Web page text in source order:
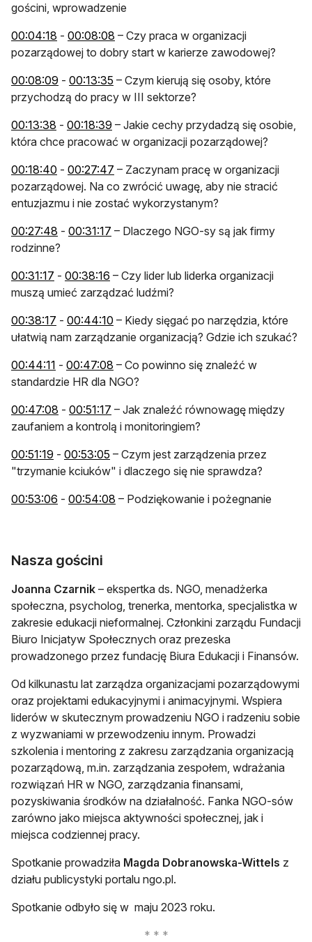
gościni, wprowadzenie
00:04:18 otwiera się w nowej karcie
- 00:08:08 otwiera się w nowej karcie
– Czy praca w organizacji
pozarządowej to dobry start w karierze zawodowej?
00:08:09 otwiera się w nowej karcie
- 00:13:35 otwiera się w nowej karcie
– Czym kierują się osoby, które
przychodzą do pracy w III sektorze?
00:13:38 otwiera się w nowej karcie
- 00:18:39 otwiera się w nowej karcie
– Jakie cechy przydadzą się osobie,
która chce pracować w organizacji pozarządowej?
00:18:40 otwiera się w nowej karcie
- 00:27:47 otwiera się w nowej karcie
– Zaczynam pracę w organizacji
pozarządowej. Na co zwrócić uwagę, aby nie stracić
entuzjazmu i nie zostać wykorzystanym?
00:27:48 otwiera się w nowej karcie
- 00:31:17 otwiera się w nowej karcie
– Dlaczego NGO-sy są jak firmy
rodzinne?
00:31:17 otwiera się w nowej karcie
- 00:38:16 otwiera się w nowej karcie
– Czy lider lub liderka organizacji
muszą umieć zarządzać ludźmi?
00:38:17 otwiera się w nowej karcie
- 00:44:10 otwiera się w nowej karcie
– Kiedy sięgać po narzędzia, które
ułatwią nam zarządzanie organizacją? Gdzie ich szukać?
00:44:11 otwiera się w nowej karcie
- 00:47:08 otwiera się w nowej karcie
– Co powinno się znaleźć w
standardzie HR dla NGO?
00:47:08 otwiera się w nowej karcie
- 00:51:17 otwiera się w nowej karcie
– Jak znaleźć równowagę między
zaufaniem a kontrolą i monitoringiem?
00:51:19 otwiera się w nowej karcie
- 00:53:05 otwiera się w nowej karcie
– Czym jest zarządzenia przez
"trzymanie kciuków" i dlaczego się nie sprawdza?
00:53:06 otwiera się w nowej karcie
- 00:54:08 otwiera się w nowej karcie
– Podziękowanie i pożegnanie
Nasza gościni
Joanna Czarnik – ekspertka ds. NGO, menadżerka
społeczna, psycholog, trenerka, mentorka, specjalistka w
zakresie edukacji nieformalnej. Członkini zarządu Fundacji
Biuro Inicjatyw Społecznych oraz prezeska
prowadzonego przez fundację Biura Edukacji i Finansów.
Od kilkunastu lat zarządza organizacjami pozarządowymi
oraz projektami edukacyjnymi i animacyjnymi. Wspiera
liderów w skutecznym prowadzeniu NGO i radzeniu sobie
z wyzwaniami w przewodzeniu innym. Prowadzi
szkolenia i mentoring z zakresu zarządzania organizacją
pozarządową, m.in. zarządzania zespołem, wdrażania
rozwiązań HR w NGO, zarządzania finansami,
pozyskiwania środków na działalność. Fanka NGO-sów
zarówno jako miejsca aktywności społecznej, jak i
miejsca codziennej pracy.
Spotkanie prowadziła Magda Dobranowska-Wittels z
działu publicystyki portalu ngo.pl.
Spotkanie odbyło się w maju 2023 roku.